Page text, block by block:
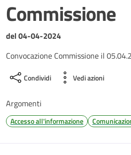
Commissione
Dettagli del
del 04-04-2024
Convocazione Commissione il
Condividi Vedi azioni
Argomenti
Accesso all'informazione